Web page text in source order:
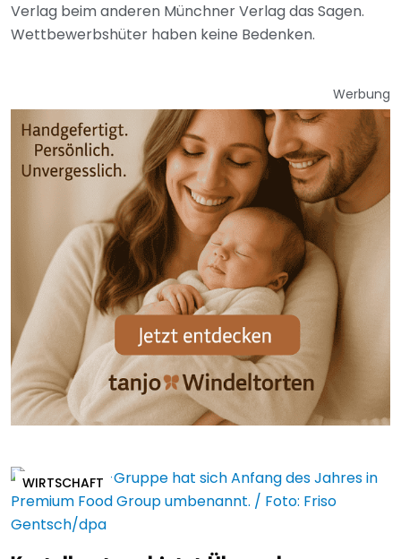
Verlag beim anderen Münchner Verlag das Sagen.
Wettbewerbshüter haben keine Bedenken.
Werbung
WIRTSCHAFT